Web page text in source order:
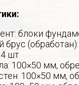
блоки
брус
шт
100×50 мм,
100×50 мм,